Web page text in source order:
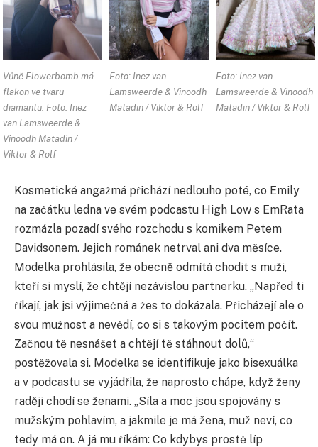
Vůně Flowerbomb má
flakon ve tvaru
diamantu. Foto: Inez
van Lamsweerde &
Vinoodh Matadin /
Viktor & Rolf
Foto: Inez van
Lamsweerde & Vinoodh
Matadin / Viktor & Rolf
Foto: Inez van
Lamsweerde & Vinoodh
Matadin / Viktor & Rolf
Kosmetické angažmá přichází nedlouho poté, co Emily
na začátku ledna ve svém podcastu High Low s EmRata
rozmázla pozadí svého rozchodu s komikem Petem
Davidsonem. Jejich románek netrval ani dva měsíce.
Modelka prohlásila, že obecně odmítá chodit s muži,
kteří si myslí, že chtějí nezávislou partnerku. „Napřed ti
říkají, jak jsi výjimečná a žes to dokázala. Přicházejí ale o
svou mužnost a nevědí, co si s takovým pocitem počít.
Začnou tě nesnášet a chtějí tě stáhnout dolů,“
postěžovala si. Modelka se identifikuje jako bisexuálka
a v podcastu se vyjádřila, že naprosto chápe, když ženy
raději chodí se ženami. „Síla a moc jsou spojovány s
mužským pohlavím, a jakmile je má žena, muž neví, co
tedy má on. A já mu říkám: Co kdybys prostě líp